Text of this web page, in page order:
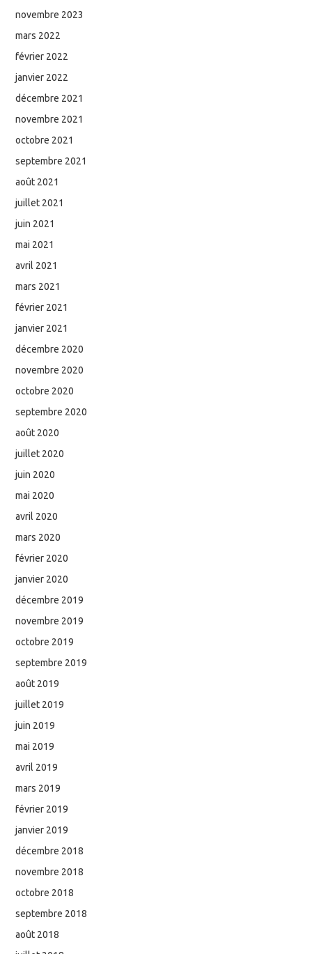
novembre 2023
mars 2022
février 2022
janvier 2022
décembre 2021
novembre 2021
octobre 2021
septembre 2021
août 2021
juillet 2021
juin 2021
mai 2021
avril 2021
mars 2021
février 2021
janvier 2021
décembre 2020
novembre 2020
octobre 2020
septembre 2020
août 2020
juillet 2020
juin 2020
mai 2020
avril 2020
mars 2020
février 2020
janvier 2020
décembre 2019
novembre 2019
octobre 2019
septembre 2019
août 2019
juillet 2019
juin 2019
mai 2019
avril 2019
mars 2019
février 2019
janvier 2019
décembre 2018
novembre 2018
octobre 2018
septembre 2018
août 2018